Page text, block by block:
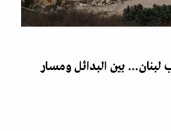
لبنان... بين البدائل ومسار